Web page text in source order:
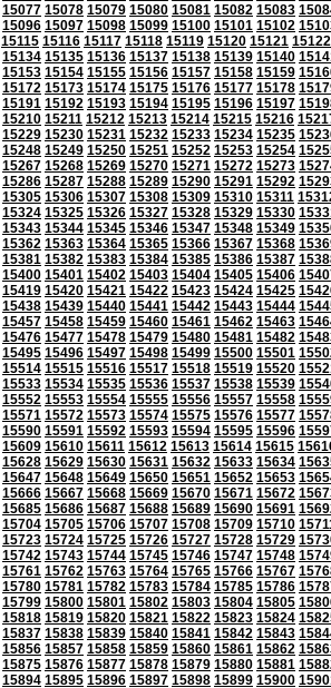
15077 15078 15079 15080 15081 15082 15083
15096 15097 15098 15099 15100 15101 15102
15115 15116 15117 15118 15119 15120 15121 15122
15134 15135 15136 15137 15138 15139 15140
15153 15154 15155 15156 15157 15158 15159
15172 15173 15174 15175 15176 15177 15178
15191 15192 15193 15194 15195 15196 15197
15210 15211 15212 15213 15214 15215 15216
15229 15230 15231 15232 15233 15234 15235
15248 15249 15250 15251 15252 15253 15254
15267 15268 15269 15270 15271 15272 15273
15286 15287 15288 15289 15290 15291 15292
15305 15306 15307 15308 15309 15310 15311
15324 15325 15326 15327 15328 15329 15330
15343 15344 15345 15346 15347 15348 15349
15362 15363 15364 15365 15366 15367 15368
15381 15382 15383 15384 15385 15386 15387
15400 15401 15402 15403 15404 15405 15406
15419 15420 15421 15422 15423 15424 15425
15438 15439 15440 15441 15442 15443 15444
15457 15458 15459 15460 15461 15462 15463
15476 15477 15478 15479 15480 15481 15482
15495 15496 15497 15498 15499 15500 15501
15514 15515 15516 15517 15518 15519 15520
15533 15534 15535 15536 15537 15538 15539
15552 15553 15554 15555 15556 15557 15558
15571 15572 15573 15574 15575 15576 15577
15590 15591 15592 15593 15594 15595 15596
15609 15610 15611 15612 15613 15614 15615
15628 15629 15630 15631 15632 15633 15634
15647 15648 15649 15650 15651 15652 15653
15666 15667 15668 15669 15670 15671 15672
15685 15686 15687 15688 15689 15690 15691
15704 15705 15706 15707 15708 15709 15710
15723 15724 15725 15726 15727 15728 15729
15742 15743 15744 15745 15746 15747 15748
15761 15762 15763 15764 15765 15766 15767
15780 15781 15782 15783 15784 15785 15786
15799 15800 15801 15802 15803 15804 15805
15818 15819 15820 15821 15822 15823 15824
15837 15838 15839 15840 15841 15842 15843
15856 15857 15858 15859 15860 15861 15862
15875 15876 15877 15878 15879 15880 15881
15894 15895 15896 15897 15898 15899 15900